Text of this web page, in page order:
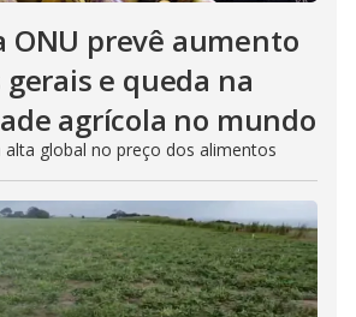
ONU prevê aumento
e queda na
agrícola no mundo
alta global no preço dos alimentos